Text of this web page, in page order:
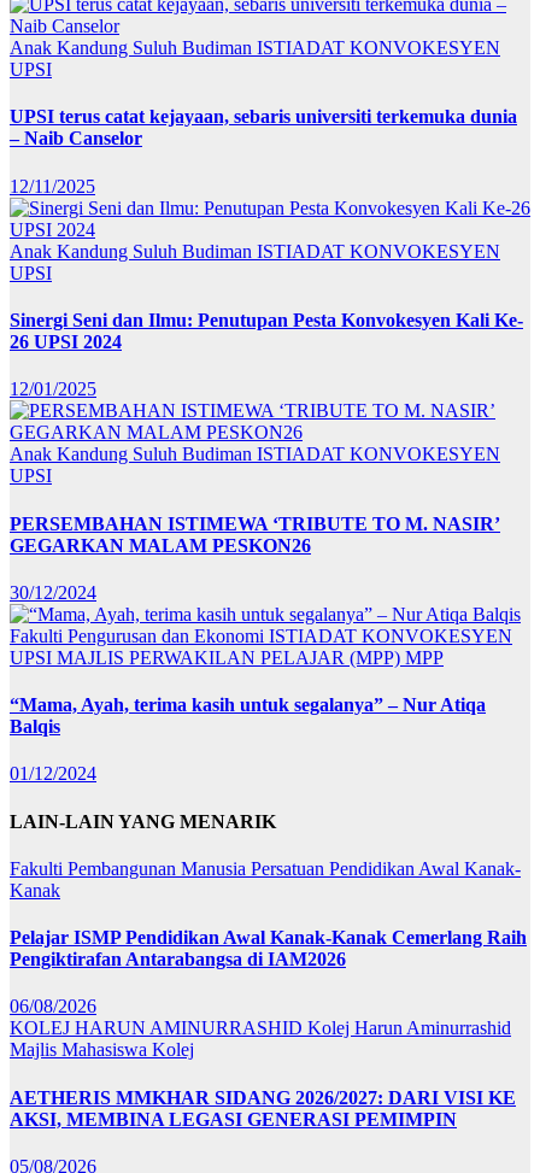
Anak Kandung Suluh Budiman ISTIADAT KONVOKESYEN
UPSI
UPSI terus catat kejayaan, sebaris universiti terkemuka dunia
– Naib Canselor
12/11/2025
Anak Kandung Suluh Budiman ISTIADAT KONVOKESYEN
UPSI
Sinergi Seni dan Ilmu: Penutupan Pesta Konvokesyen Kali Ke-
26 UPSI 2024
12/01/2025
Anak Kandung Suluh Budiman ISTIADAT KONVOKESYEN
UPSI
PERSEMBAHAN ISTIMEWA ‘TRIBUTE TO M. NASIR’
GEGARKAN MALAM PESKON26
30/12/2024
Fakulti Pengurusan dan Ekonomi ISTIADAT KONVOKESYEN
UPSI MAJLIS PERWAKILAN PELAJAR (MPP) MPP
“Mama, Ayah, terima kasih untuk segalanya” – Nur Atiqa
Balqis
01/12/2024
LAIN-LAIN YANG MENARIK
Fakulti Pembangunan Manusia Persatuan Pendidikan Awal Kanak-
Kanak
Pelajar ISMP Pendidikan Awal Kanak-Kanak Cemerlang Raih
Pengiktirafan Antarabangsa di IAM2026
06/08/2026
KOLEJ HARUN AMINURRASHID Kolej Harun Aminurrashid
Majlis Mahasiswa Kolej
AETHERIS MMKHAR SIDANG 2026/2027: DARI VISI KE
AKSI, MEMBINA LEGASI GENERASI PEMIMPIN
05/08/2026